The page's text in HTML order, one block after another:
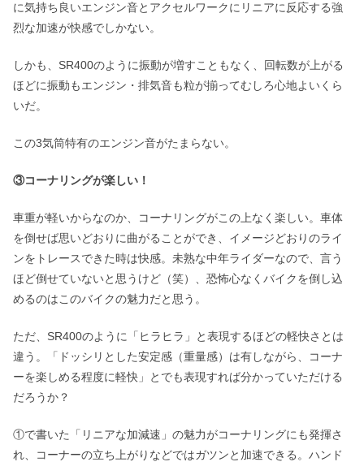
に気持ち良いエンジン音とアクセルワークにリニアに反応する強
烈な加速が快感でしかない。
しかも、SR400のように振動が増すこともなく、回転数が上がる
ほどに振動もエンジン・排気音も粒が揃ってむしろ心地よいくら
いだ。
この3気筒特有のエンジン音がたまらない。
③コーナリングが楽しい！
車重が軽いからなのか、コーナリングがこの上なく楽しい。車体
を倒せば思いどおりに曲がることができ、イメージどおりのライ
ンをトレースできた時は快感。未熟な中年ライダーなので、言う
ほど倒せていないと思うけど（笑）、恐怖心なくバイクを倒し込
めるのはこのバイクの魅力だと思う。
ただ、SR400のように「ヒラヒラ」と表現するほどの軽快さとは
違う。「ドッシリとした安定感（重量感）は有しながら、コーナ
ーを楽しめる程度に軽快」とでも表現すれば分かっていただける
だろうか？
①で書いた「リニアな加減速」の魅力がコーナリングにも発揮さ
れ、コーナーの立ち上がりなどではガツンと加速できる。ハンド